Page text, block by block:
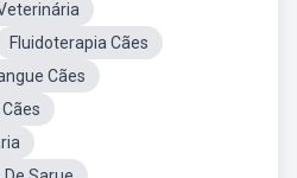
Fluidoterapia Cães
Cães